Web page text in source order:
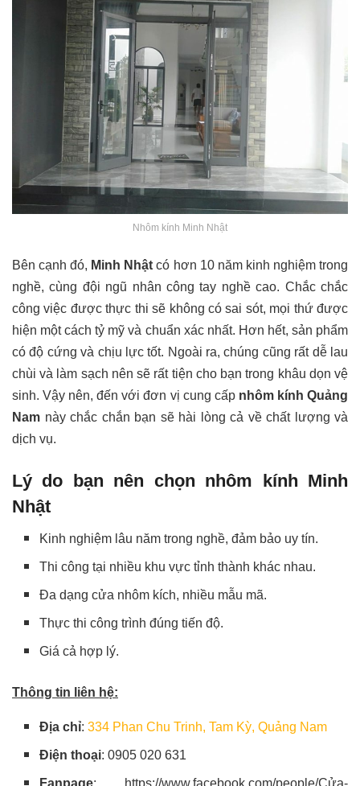
Nhôm kính Minh Nhật
Bên cạnh đó, Minh Nhật có hơn 10 năm kinh nghiệm trong
nghề, cùng đội ngũ nhân công tay nghề cao. Chắc chắc
công việc được thực thi sẽ không có sai sót, mọi thứ được
hiện một cách tỷ mỹ và chuẩn xác nhất. Hơn hết, sản phẩm
có độ cứng và chịu lực tốt. Ngoài ra, chúng cũng rất dễ lau
chùi và làm sạch nên sẽ rất tiện cho bạn trong khâu dọn vệ
sinh. Vậy nên, đến với đơn vị cung cấpnhôm kính Quảng
Nam này chắc chắn bạn sẽ hài lòng cả về chất lượng và
dịch vụ.
Lý do bạn nên chọn nhôm kính Minh
Nhật
Kinh nghiệm lâu năm trong nghề, đảm bảo uy tín.
Thi công tại nhiều khu vực tỉnh thành khác nhau.
Đa dạng cửa nhôm kích, nhiều mẫu mã.
Thực thi công trình đúng tiến độ.
Giá cả hợp lý.
Thông tin liên hệ:
Địa chỉ:334 Phan Chu Trinh, Tam Kỳ, Quảng Nam
Điện thoại: 0905 020 631
Fanpage: https://www.facebook.com/people/Cửa-